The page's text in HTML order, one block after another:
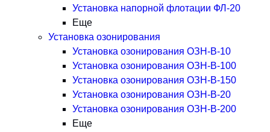
Установка напорной флотации ФЛ-20
Еще
Установка озонирования
Установка озонирования ОЗН-В-10
Установка озонирования ОЗН-В-100
Установка озонирования ОЗН-В-150
Установка озонирования ОЗН-В-20
Установка озонирования ОЗН-В-200
Еще